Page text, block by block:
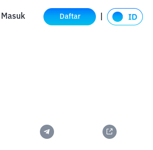
Masuk Daftar